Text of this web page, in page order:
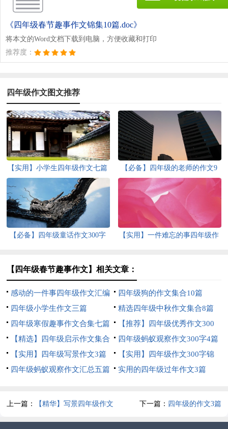
《四年级春节趣事作文锦集10篇.doc》
将本文的Word文档下载到电脑，方便收藏和打印
推荐度：
四年级作文图文推荐
【实用】小学生四年级作文七篇
【必备】四年级的老师的作文9
篇
【必备】四年级童话作文300字
【实用】一件难忘的事四年级作
【四年级春节趣事作文】相关文章：
感动的一件事四年级作文汇编
八篇
四年级狗的作文集合10篇
四年级小学生作文三篇
精选四年级中秋作文集合8篇
四年级寒假趣事作文合集七篇
【推荐】四年级优秀作文300
字汇编9篇
【精选】四年级启示作文集合
8篇
四年级蚂蚁观察作文300字4篇
【实用】四年级写景作文3篇
【实用】四年级作文300字锦
集5篇
四年级蚂蚁观察作文汇总五篇 实用的四年级过年作文3篇
上一篇： 【精华】写景四年级作文
300字四篇
下一篇： 四年级的作文3篇